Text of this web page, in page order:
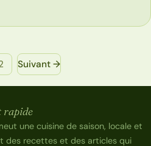
pages de recettes
Suivant →
rapide
une cuisine de saison, locale et
des recettes et des articles qui